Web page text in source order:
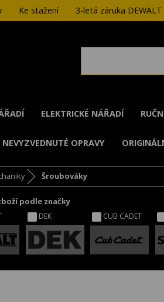
Ke stažení 3-letá záruka DEWALT
ELEKTRICKÉ NÁŘADÍ
NEVYZVEDNUTÉ OPRAVY
Šroubováky
podle značky
DEK CUB CADET